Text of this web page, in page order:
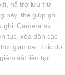
bạn ngay hôm
ưu đãi hấp dẫn
hỗ trợ lưu trữ
này, thẻ giúp ghi
ghi. Camera sử
tục, xóa dần các
gian dài. Tốc độ
sát liên tục.